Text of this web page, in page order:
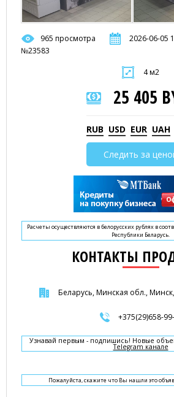
965 просмотра
2026-06-05
№23583
4 м2
25 405
RUB USD EUR UAH
Следить за
Расчеты осуществляются в белорусских рублях в
Республики Беларусь.
КОНТАКТЫ
Беларусь, Минская обл.,
+375(29)658-
Узнавай первым - подпишись! Новые
Telegram канале
Пожалуйста, скажите что Вы нашли это